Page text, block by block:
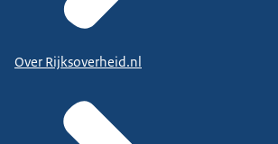
Over Rijksoverheid.nl